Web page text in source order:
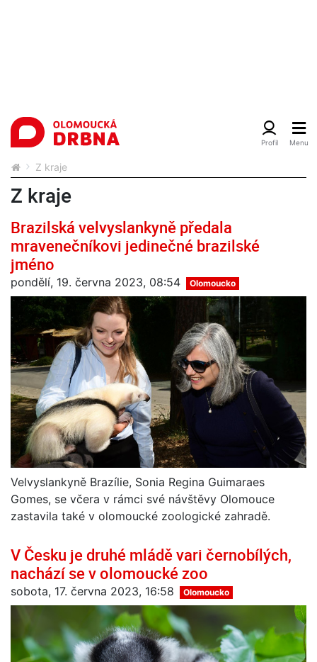
Z kraje
Z kraje
Brazilská velvyslankyně předala
mravenečníkovi jedinečné brazilské
jméno
pondělí, 19. června 2023, 08:54 Olomoucko
Velvyslankyně Brazílie, Sonia Regina Guimaraes
Gomes, se včera v rámci své návštěvy Olomouce
zastavila také v olomoucké zoologické zahradě.
V Česku je druhé mládě vari černobílých,
nachází se v olomoucké zoo
sobota, 17. června 2023, 16:58 Olomoucko